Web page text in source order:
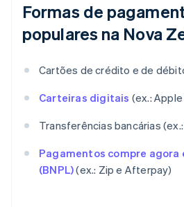
Formas de
populares na Nova
Cartões de crédito e de
Carteiras digitais (ex.:
Transferências bancárias (ex.:
Pagamentos compre agora
(BNPL)(ex.: Zip e Afterpay)